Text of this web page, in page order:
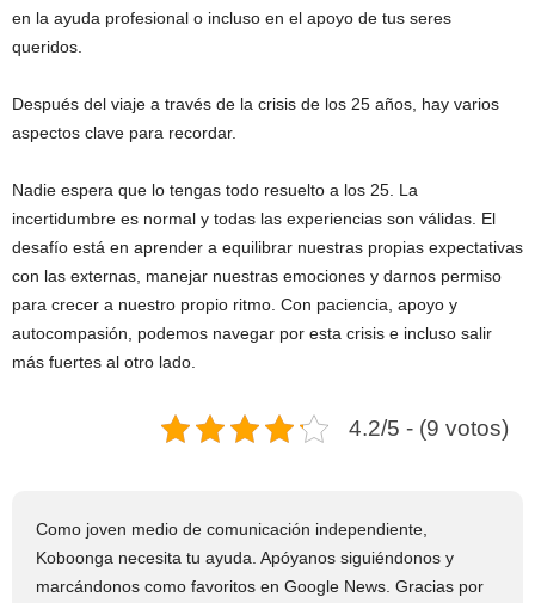
en la ayuda profesional o incluso en el apoyo de tus seres
queridos.
Después del viaje a través de la crisis de los 25 años, hay varios
aspectos clave para recordar.
Nadie espera que lo tengas todo resuelto a los 25. La
incertidumbre es normal y todas las experiencias son válidas. El
desafío está en aprender a equilibrar nuestras propias expectativas
con las externas, manejar nuestras emociones y darnos permiso
para crecer a nuestro propio ritmo. Con paciencia, apoyo y
autocompasión, podemos navegar por esta crisis e incluso salir
más fuertes al otro lado.
4.2/5 - (9 votos)
Como joven medio de comunicación independiente,
Koboonga necesita tu ayuda. Apóyanos siguiéndonos y
marcándonos como favoritos en Google News. Gracias por